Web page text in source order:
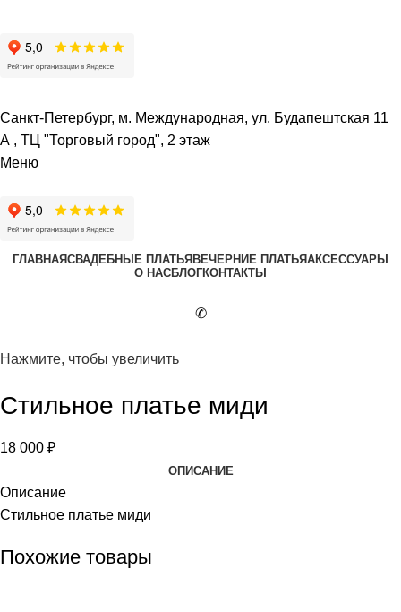
Санкт-Петербург, м. Международная, ул. Будапештская 11
А , ТЦ "Торговый город", 2 этаж
Меню
ГЛАВНАЯСВАДЕБНЫЕ ПЛАТЬЯ ВЕЧЕРНИЕ ПЛАТЬЯАКСЕССУАРЫ
О НАСБЛОГКОНТАКТЫ
✆
Нажмите, чтобы увеличить
Стильное платье миди
18 000 ₽
ОПИСАНИЕ
Описание
Стильное платье миди
Похожие товары